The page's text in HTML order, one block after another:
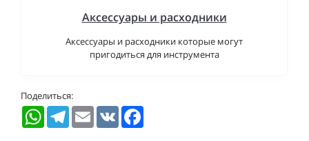
Аксессуары и расходники
Аксессуары и расходники которые могут
пригодиться для инструмента
Поделиться:
WhatsAppTelegramEmail VK